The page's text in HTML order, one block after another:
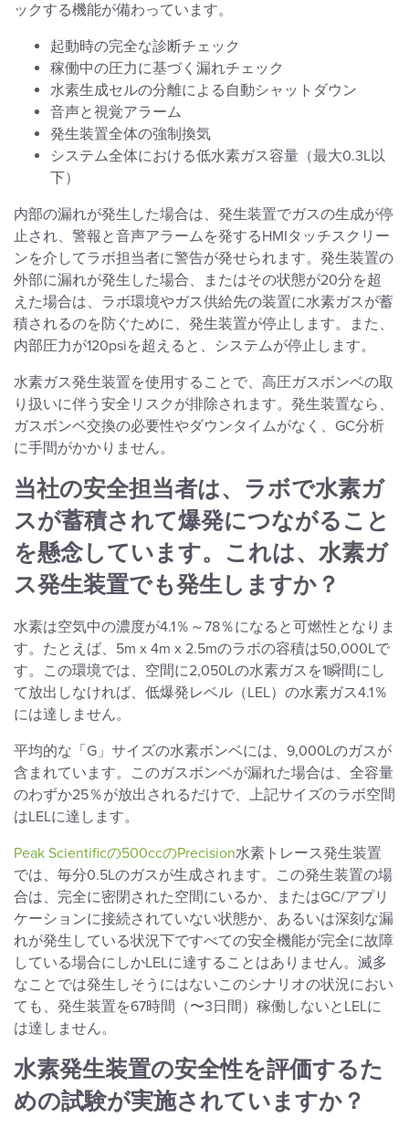
ックする機能が備わっています。
起動時の完全な診断チェック
稼働中の圧力に基づく漏れチェック
水素生成セルの分離による自動シャットダウン
音声と視覚アラーム
発生装置全体の強制換気
システム全体における低水素ガス容量（最大0.3L以
下）
内部の漏れが発生した場合は、発生装置でガスの生成が停
止され、警報と音声アラームを発するHMIタッチスクリー
ンを介してラボ担当者に警告が発せられます。発生装置の
外部に漏れが発生した場合、またはその状態が20分を超
えた場合は、ラボ環境やガス供給先の装置に水素ガスが蓄
積されるのを防ぐために、発生装置が停止します。また、
内部圧力が120psiを超えると、システムが停止します。
水素ガス発生装置を使用することで、高圧ガスボンベの取
り扱いに伴う安全リスクが排除されます。発生装置なら、
ガスボンベ交換の必要性やダウンタイムがなく、GC分析
に手間がかかりません。
当社の安全担当者は、ラボで水素ガ
スが蓄積されて爆発につながること
を懸念しています。これは、水素ガ
ス発生装置でも発生しますか？
水素は空気中の濃度が4.1％～78％になると可燃性となりま
す。たとえば、5m x 4m x 2.5mのラボの容積は50,000Lで
す。この環境では、空間に2,050Lの水素ガスを1瞬間にし
て放出しなければ、低爆発レベル（LEL）の水素ガス4.1％
には達しません。
平均的な「G」サイズの水素ボンベには、9,000Lのガスが
含まれています。このガスボンベが漏れた場合は、全容量
のわずか25％が放出されるだけで、上記サイズのラボ空間
はLELに達します。
Peak Scientificの500ccのPrecision水素トレース発生装置
では、毎分0.5Lのガスが生成されます。この発生装置の場
合は、完全に密閉された空間にいるか、またはGC/アプリ
ケーションに接続されていない状態か、あるいは深刻な漏
れが発生している状況下ですべての安全機能が完全に故障
している場合にしかLELに達することはありません。滅多
なことでは発生しそうにはないこのシナリオの状況におい
ても、発生装置を67時間（〜3日間）稼働しないとLELに
は達しません。
水素発生装置の安全性を評価するた
めの試験が実施されていますか？